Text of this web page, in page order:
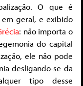
O que é
em geral, e exibido
: não importa o
do capital
ele não pode
desligando-se da
tipo desse